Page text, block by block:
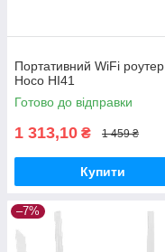
Портативний WiFi роутер
Hoco HI41
Готово до відправки
1 313,10 ₴ 1 459 ₴
Купити
–7%